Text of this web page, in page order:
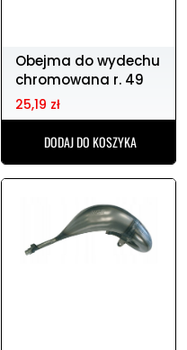
Obejma do wydechu
chromowana r. 49
25,19 zł
DODAJ DO KOSZYKA